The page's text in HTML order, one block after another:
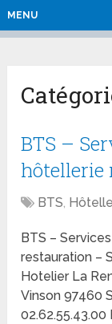
MENU
BTS –
hôtellerie
BTS,
BTS –
restauration –
Hotelier La
Vinson 97460
02.62.55.43.00